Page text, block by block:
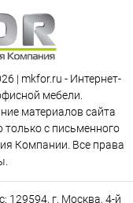
| mkfor.ru - Интернет-
мебели.
материалов сайта
с письменного
Компании. Все права
129594, г. Москва, 4-й